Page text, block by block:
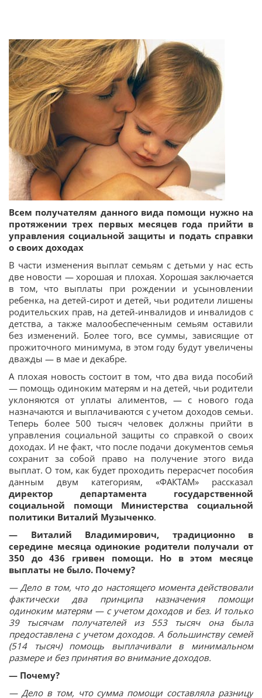
Всем получателям данного вида помощи нужно на
протяжении трех первых месяцев года прийти в
управления социальной защиты и подать справки
о своих доходах
В части изменения выплат семьям с детьми у нас есть
две новости — хорошая и плохая. Хорошая заключается
в том, что выплаты при рождении и усыновлении
ребенка, на детей-сирот и детей, чьи родители лишены
родительских прав, на детей-инвалидов и инвалидов с
детства, а также малообеспеченным семьям оставили
без изменений. Более того, все суммы, зависящие от
прожиточного минимума, в этом году будут увеличены
дважды — в мае и декабре.
А плохая новость состоит в том, что два вида пособий
— помощь одиноким матерям и на детей, чьи родители
уклоняются от уплаты алиментов, — с нового года
назначаются и выплачиваются с учетом доходов семьи.
Теперь более 500 тысяч человек должны прийти в
управления социальной защиты со справкой о своих
доходах. И не факт, что после подачи документов семья
сохранит за собой право на получение этого вида
выплат. О том, как будет проходить перерасчет пособия
данным двум категориям, «ФАКТАМ» рассказал
директор департамента государственной
социальной помощи Министерства социальной
политики Виталий Музыченко.
— Виталий Владимирович, традиционно в
середине месяца одинокие родители получали от
350 до 436 гривен помощи. Но в этом месяце
выплаты не было. Почему?
— Дело в том, что до настоящего момента действовали
фактически два принципа назначения помощи
одиноким матерям — с учетом доходов и без. И только
39 тысячам получателей из 553 тысяч она была
предоставлена с учетом доходов. А большинству семей
(514 тысяч) помощь выплачивали в минимальном
размере и без принятия во внимание доходов.
— Почему?
— Дело в том, что сумма помощи составляла разницу